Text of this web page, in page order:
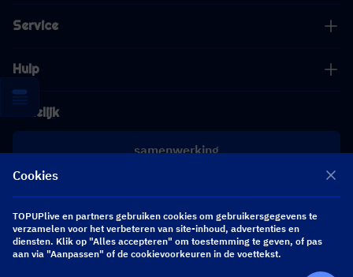
Service
Hulp
Zakelijk
samenwerking
[email protected]
Volg ons
Cookies
TOPUPlive en partners gebruiken cookies om gebruikersgegevens te
verzamelen voor het verbeteren van site-inhoud, advertenties en
diensten. Klik op "Alles accepteren" om toestemming te geven, of pas
aan via "Aanpassen" of de cookievoorkeuren in de voettekst.